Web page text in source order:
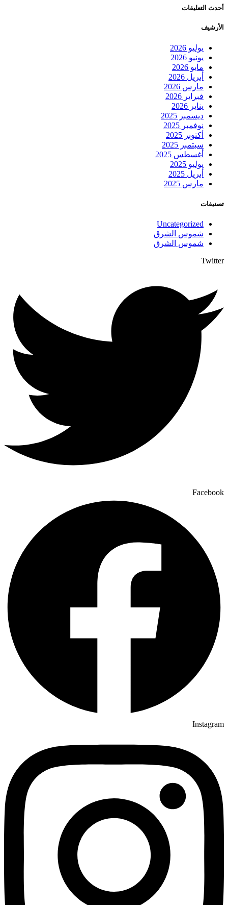
أحدث التعليقات
الأرشيف
يوليو 2026
يونيو 2026
مايو 2026
أبريل 2026
مارس 2026
فبراير 2026
يناير 2026
ديسمبر 2025
نوفمبر 2025
أكتوبر 2025
سبتمبر 2025
أغسطس 2025
يوليو 2025
أبريل 2025
مارس 2025
تصنيفات
Uncategorized
شموس الشرق
شموس الشرق
Twitter
Facebook
Instagram